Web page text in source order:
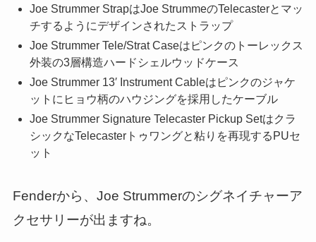
Joe Strummer StrapはJoe StrummeのTelecasterとマッ
チするようにデザインされたストラップ
Joe Strummer Tele/Strat Caseはピンクのトーレックス
外装の3層構造ハードシェルウッドケース
Joe Strummer 13′ Instrument Cableはピンクのジャケ
ットにヒョウ柄のハウジングを採用したケーブル
Joe Strummer Signature Telecaster Pickup Setはクラ
シックなTelecasterトゥワングと粘りを再現するPUセ
ット
Fenderから、Joe Strummerのシグネイチャーア
クセサリーが出ますね。